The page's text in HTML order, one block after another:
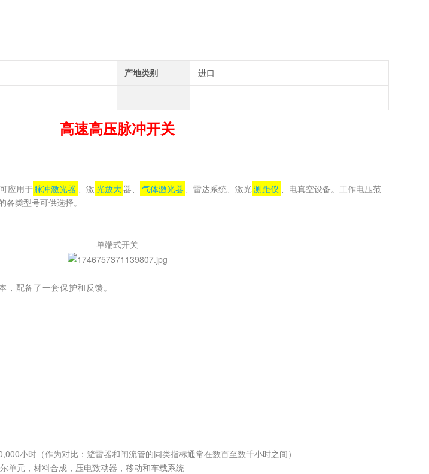
产地类别 进口
高速高压脉冲开关
应用于脉冲激光器 、激 光放大器、 气体激光器 、雷达系统、激光测距仪 、电真空设备。工作电压范
类型号可供选择。
单端式开关
，配备了一套保护和反馈。
小时（作为对比：避雷器和闸流管的同类指标通常在数百至数千小时之间）
单元，材料合成，压电致动器，移动和车载系统